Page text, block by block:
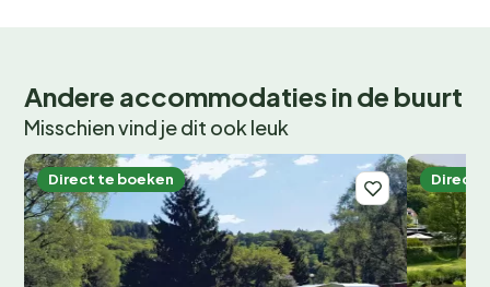
Andere accommodaties in de buurt
Misschien vind je dit ook leuk
Direct te boeken Direct